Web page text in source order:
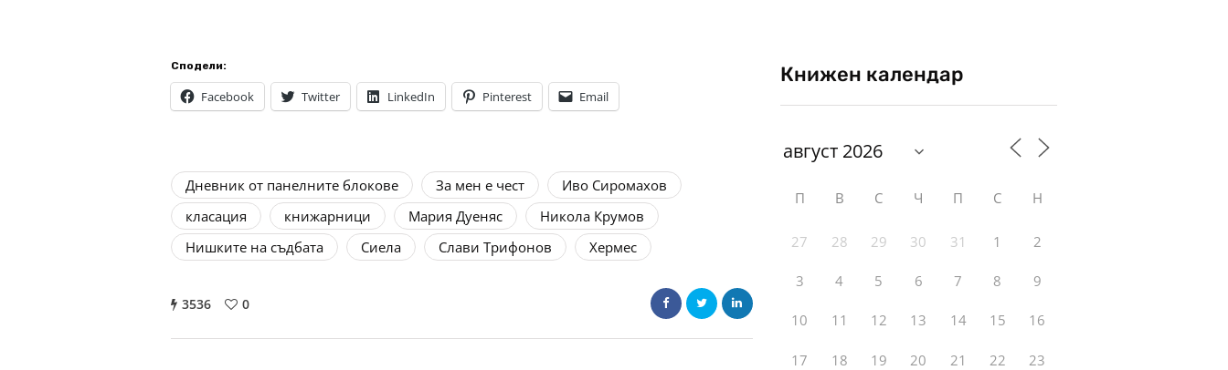
Сподели:
Facebook Twitter LinkedIn Pinterest Email
Дневник от панелните блокове За мен е чест
Иво Сиромахов
класация
книжарници Мария Дуеняс
Никола Крумов
Нишките на съдбата
Сиела Слави Трифонов Хермес
3536 0
Книжен календар
П В С Ч П С Н
27 28 29 30 31 1 2
3 4 5 6 7 8 9
10 11 12 13 14 15 16
17 18 19 20 21 22 23